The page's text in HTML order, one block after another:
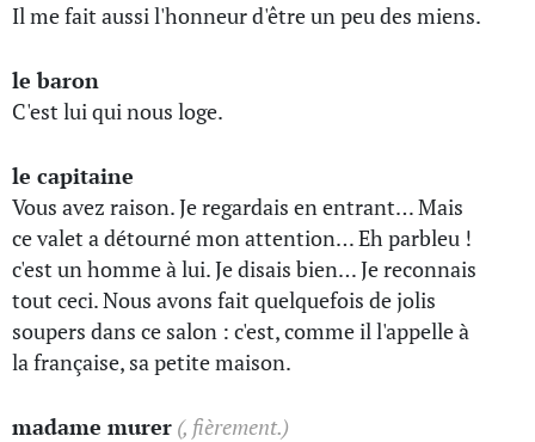
Il me fait aussi l'honneur d'être un peu des miens.
le baron
C'est lui qui nous loge.
le capitaine
Vous avez raison. Je regardais en entrant… Mais
ce valet a détourné mon attention… Eh parbleu !
c'est un homme à lui. Je disais bien… Je reconnais
tout ceci. Nous avons fait quelquefois de jolis
soupers dans ce salon : c'est, comme il l'appelle à
la française, sa petite maison.
madame murer (, fièrement.)